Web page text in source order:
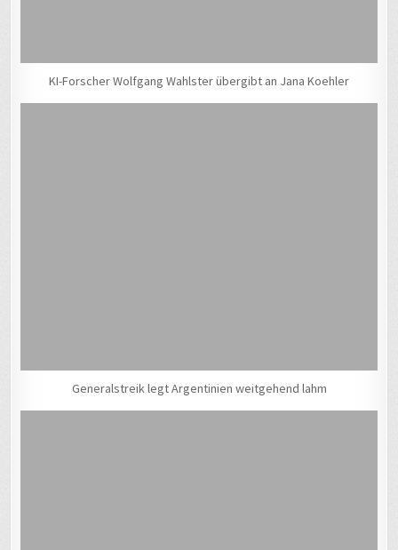
KI-Forscher Wolfgang Wahlster übergibt an Jana Koehler
Generalstreik legt Argentinien weitgehend lahm